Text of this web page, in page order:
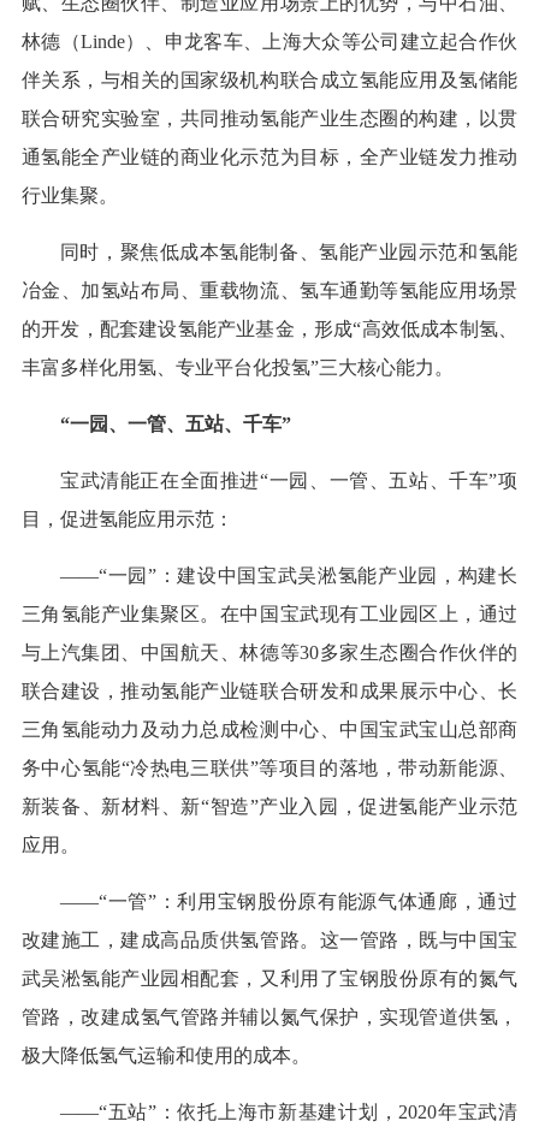
林德（Linde）、申龙客车、上海大众等公司建立起合作伙
伴关系，与相关的国家级机构联合成立氢能应用及氢储能
联合研究实验室，共同推动氢能产业生态圈的构建，以贯
通氢能全产业链的商业化示范为目标，全产业链发力推动
行业集聚。
同时，聚焦低成本氢能制备、氢能产业园示范和氢能
冶金、加氢站布局、重载物流、氢车通勤等氢能应用场景
的开发，配套建设氢能产业基金，形成“高效低成本制氢、
丰富多样化用氢、专业平台化投氢”三大核心能力。
“一园、一管、五站、千车”
宝武清能正在全面推进“一园、一管、五站、千车”项
目，促进氢能应用示范：
——“一园”：建设中国宝武吴淞氢能产业园，构建长
三角氢能产业集聚区。在中国宝武现有工业园区上，通过
与上汽集团、中国航天、林德等30多家生态圈合作伙伴的
联合建设，推动氢能产业链联合研发和成果展示中心、长
三角氢能动力及动力总成检测中心、中国宝武宝山总部商
务中心氢能“冷热电三联供”等项目的落地，带动新能源、
新装备、新材料、新“智造”产业入园，促进氢能产业示范
应用。
——“一管”：利用宝钢股份原有能源气体通廊，通过
改建施工，建成高品质供氢管路。这一管路，既与中国宝
武吴淞氢能产业园相配套，又利用了宝钢股份原有的氮气
管路，改建成氢气管路并辅以氮气保护，实现管道供氢，
极大降低氢气运输和使用的成本。
——“五站”：依托上海市新基建计划，2020年宝武清